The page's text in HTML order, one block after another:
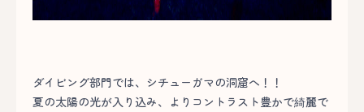
ダイビング部門では、シチューガマの洞窟へ！！
夏の太陽の光が入り込み、よりコントラスト豊かで綺麗で